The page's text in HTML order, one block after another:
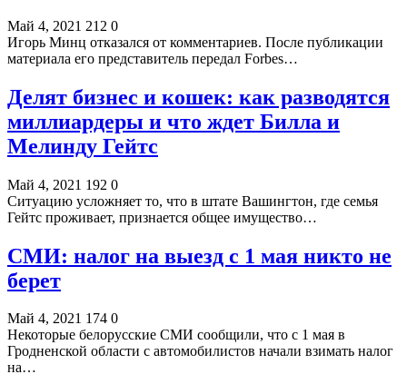
Май 4, 2021 212 0
Игорь Минц отказался от комментариев. После публикации
материала его представитель передал Forbes…
Делят бизнес и кошек: как разводятся
миллиардеры и что ждет Билла и
Мелинду Гейтс
Май 4, 2021 192 0
Ситуацию усложняет то, что в штате Вашингтон, где семья
Гейтс проживает, признается общее имущество…
СМИ: налог на выезд с 1 мая никто не
берет
Май 4, 2021 174 0
Некоторые белорусские СМИ сообщили, что с 1 мая в
Гродненской области с автомобилистов начали взимать налог
на…